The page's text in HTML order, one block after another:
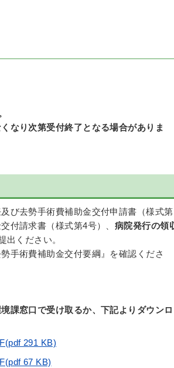
なり次第受付終了となる場合がありま
び去勢手術費補助金交付申請書（様式
付請求書（様式第4号）、 病院発行の領
出ください。
手術費補助金交付要綱』を確認くださ
課窓口で受け取るか、下記よりダウンロ
291 KB)
67 KB)